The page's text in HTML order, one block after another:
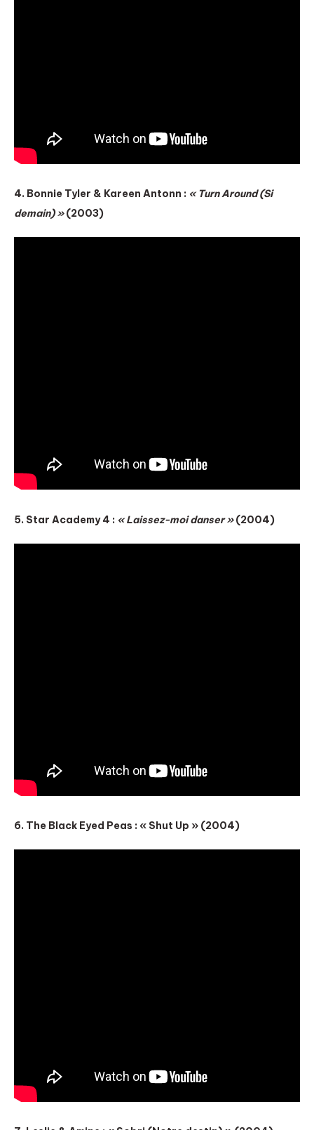
4. Bonnie Tyler & Kareen Antonn : « Turn Around (Si
demain) »(2003)
5. Star Academy 4 : « Laissez-moi danser »(2004)
6. The Black Eyed Peas : « Shut Up » (2004)